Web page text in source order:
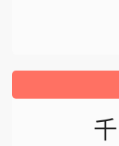
千